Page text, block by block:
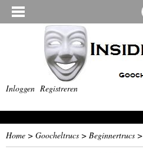
Inloggen Registreren
Home > Goocheltrucs > Beginnertrucs >